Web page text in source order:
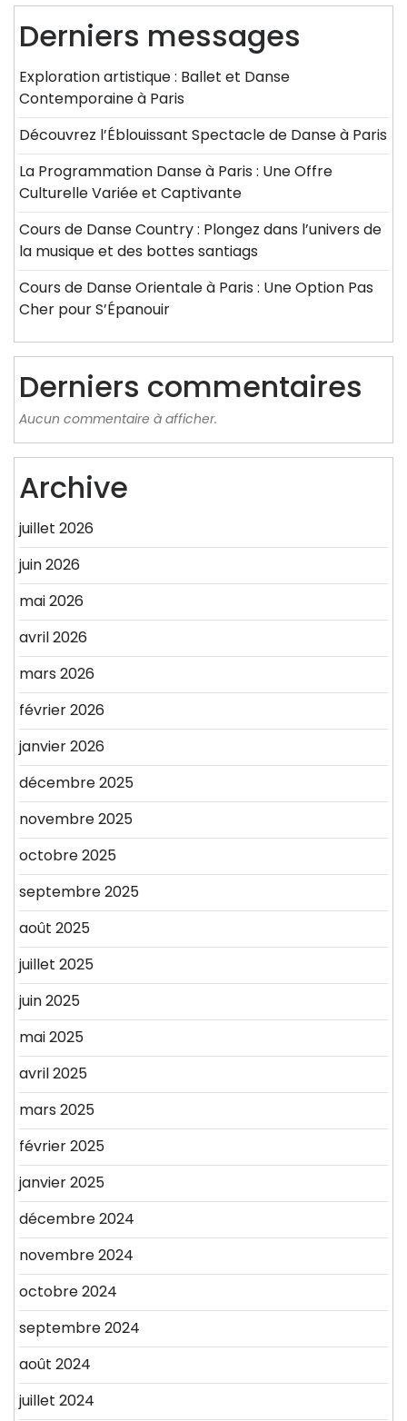
Derniers messages
Exploration artistique : Ballet et Danse
Contemporaine à Paris
Découvrez l’Éblouissant Spectacle de Danse à Paris
La Programmation Danse à Paris : Une Offre
Culturelle Variée et Captivante
Cours de Danse Country : Plongez dans l’univers de
la musique et des bottes santiags
Cours de Danse Orientale à Paris : Une Option Pas
Cher pour S’Épanouir
Derniers commentaires
Aucun commentaire à afficher.
Archive
juillet 2026
juin 2026
mai 2026
avril 2026
mars 2026
février 2026
janvier 2026
décembre 2025
novembre 2025
octobre 2025
septembre 2025
août 2025
juillet 2025
juin 2025
mai 2025
avril 2025
mars 2025
février 2025
janvier 2025
décembre 2024
novembre 2024
octobre 2024
septembre 2024
août 2024
juillet 2024